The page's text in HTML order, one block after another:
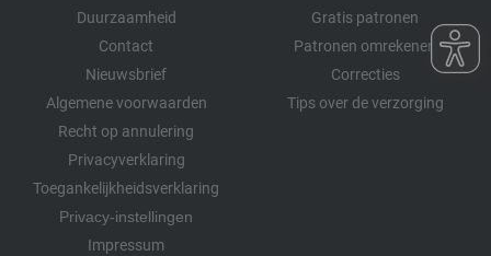
Duurzaamheid
Contact
Nieuwsbrief
Algemene voorwaarden
Recht op annulering
Privacyverklaring
Toegankelijkheidsverklaring
Privacy-instellingen
Impressum
Gratis patronen
Patronen omrekenen
Correcties
Tips over de verzorging